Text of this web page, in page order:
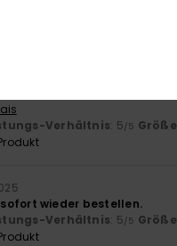
Verhältnis: 5/5 Größe
wieder bestellen.
Verhältnis: 5/5 Größe